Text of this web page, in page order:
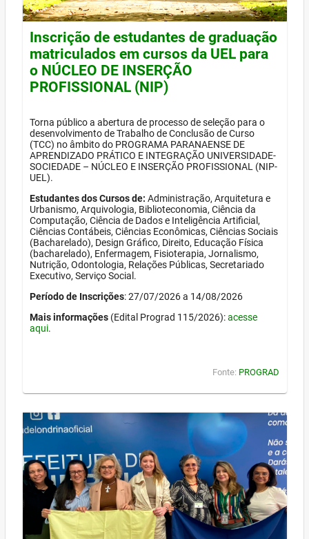
Inscrição de estudantes de graduação
matriculados em cursos da UEL para
o NÚCLEO DE INSERÇÃO
PROFISSIONAL (NIP)
Torna público a abertura de processo de seleção para o
desenvolvimento de Trabalho de Conclusão de Curso
(TCC) no âmbito do PROGRAMA PARANAENSE DE
APRENDIZADO PRÁTICO E INTEGRAÇÃO UNIVERSIDADE-
SOCIEDADE – NÚCLEO E INSERÇÃO PROFISSIONAL (NIP-
UEL).
Estudantes dos Cursos de: Administração, Arquitetura e
Urbanismo, Arquivologia, Biblioteconomia, Ciência da
Computação, Ciência de Dados e Inteligência Artificial,
Ciências Contábeis, Ciências Econômicas, Ciências Sociais
(Bacharelado), Design Gráfico, Direito, Educação Física
(bacharelado), Enfermagem, Fisioterapia, Jornalismo,
Nutrição, Odontologia, Relações Públicas, Secretariado
Executivo, Serviço Social.
Período de Inscrições: 27/07/2026 a 14/08/2026
Mais informações (Edital Prograd 115/2026):acesse
aqui.
Fonte: PROGRAD